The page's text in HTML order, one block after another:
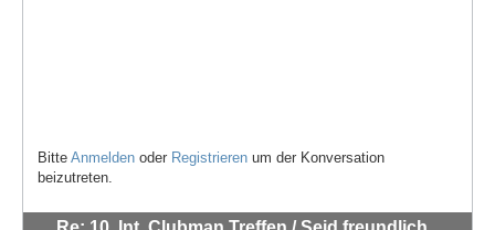
Bitte Anmelden oder Registrieren um der Konversation
beizutreten.